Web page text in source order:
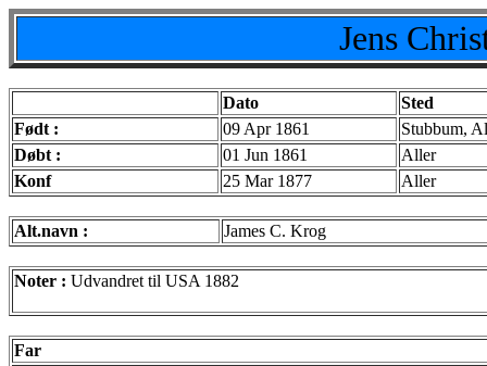
Jens
Dato
Sted
Født :
09 Apr 1861
Stubbum,
Døbt :
01 Jun 1861
Aller
Konf
25 Mar 1877 Aller
Alt.navn : James C. Krog
Noter : Udvandret til USA 1882
Far